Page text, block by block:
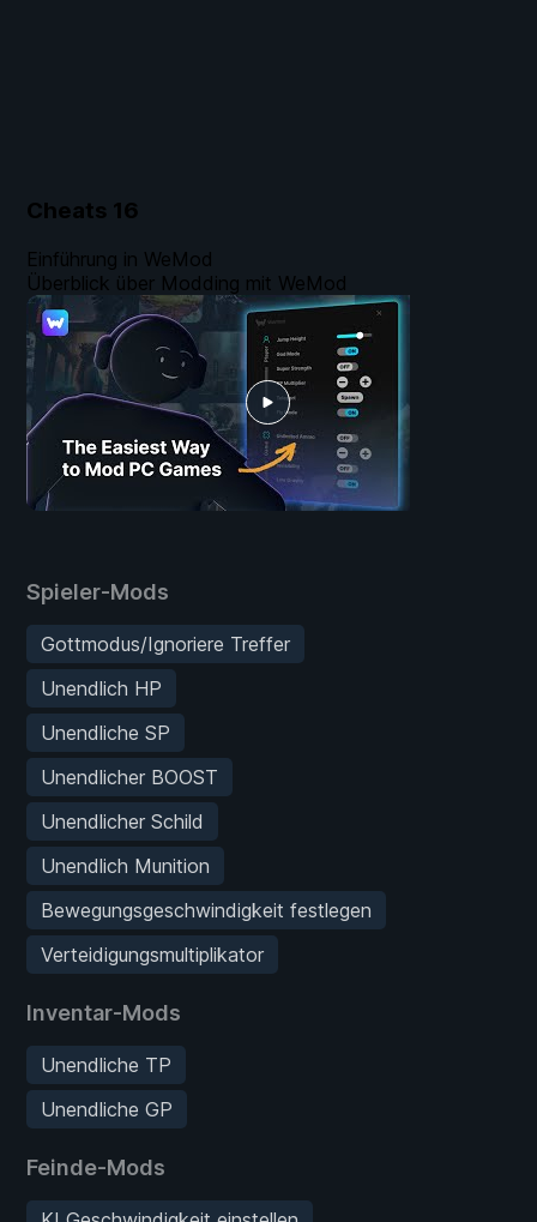
Cheats 16
Spieler-Mods
Gottmodus/Ignoriere Treffer
Unendlich HP
Unendliche SP
Unendlicher BOOST
Unendlicher Schild
Unendlich Munition
Bewegungsgeschwindigkeit festlegen
Verteidigungsmultiplikator
Inventar-Mods
Unendliche TP
Unendliche GP
Feinde-Mods
Einführung in WeMod
Überblick über Modding mit WeMod